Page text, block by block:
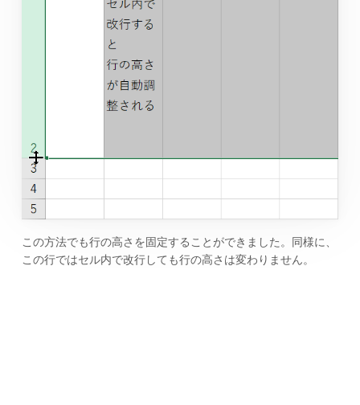
この方法でも行の高さを固定することができました。同様に、
この行ではセル内で改行しても行の高さは変わりません。